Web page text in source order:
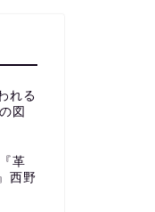
れる
図
革
西野